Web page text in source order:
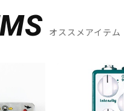
オススメアイテム